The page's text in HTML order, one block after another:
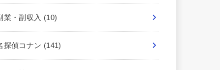
業・副収入 (10)
探偵コナン (141)